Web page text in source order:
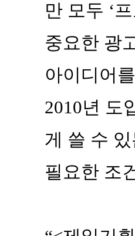
만 모두 ‘
중요한 광
아이디어
2010년 도
게 쓸 수
필요한 조